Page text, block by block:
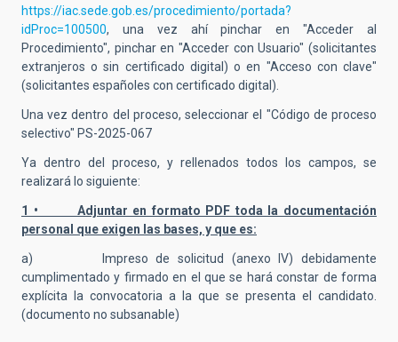
https://iac.sede.gob.es/procedimiento/portada?
idProc=100500, una vez ahí pinchar en "Acceder al
Procedimiento", pinchar en "Acceder con Usuario" (solicitantes
extranjeros o sin certificado digital) o en "Acceso con clave"
(solicitantes españoles con certificado digital).
Una vez dentro del proceso, seleccionar el "Código de proceso
selectivo" PS-2025-067
Ya dentro del proceso, y rellenados todos los campos, se
realizará lo siguiente:
1 • Adjuntar en formato PDF toda la documentación
personal que exigen las bases, y que es:
a) Impreso de solicitud (anexo IV) debidamente
cumplimentado y firmado en el que se hará constar de forma
explícita la convocatoria a la que se presenta el candidato.
(documento no subsanable)